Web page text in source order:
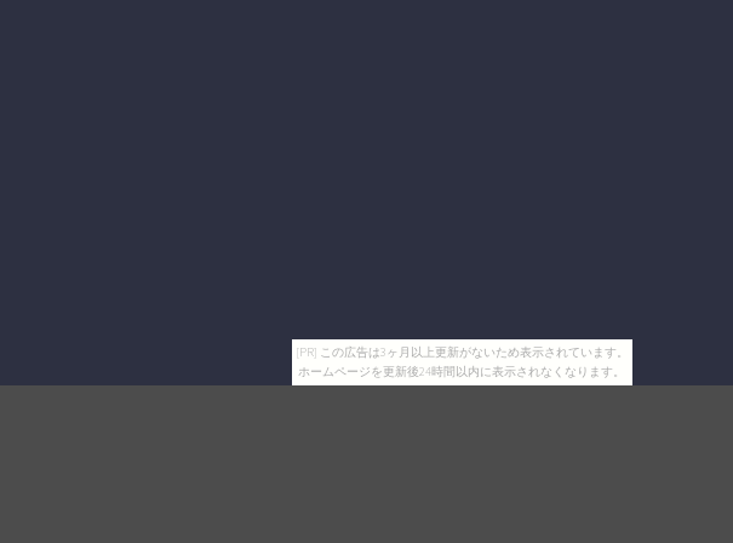
[PR] この広告は3ヶ月以上更新がないため表示されています。
ホームページを更新後24時間以内に表示されなくなります。